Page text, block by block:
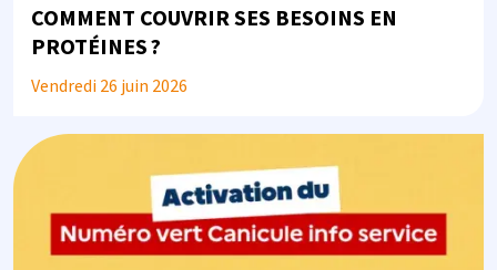
COMMENT COUVRIR SES BESOINS EN
PROTÉINES ?
Vendredi 26 juin 2026
Image